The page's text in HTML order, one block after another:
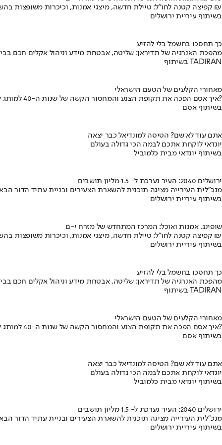
קפיצה קטנה לחו"ל: טיילת חדשה, מיצגי אמנות, וכיכרות משופצות בהשקעה של 100 מיליון ₪
בשיתוף עיריית ירושלים
כך תחסכו בחשמל בלי להזיע
מהפכת האנרגיה של תדיראן: שליטה, אבטחת מידע וניהול אקלים חכם
בשיתוף TADIRAN
מאחורי הקלעים של הטעם הישראלי
איך אסם הפכה את תקופת הצנע והמחסור הקשה של שנות ה-40 למותג לאומי?
בשיתוף אסם
אתם עוד לא שם? הטיסה למונדיאל כבר יצאה
יונדאי לוקחת אתכם לבמה הכי גדולה בעולם
בשיתוף יונדאי מבית כלמוביל
ירושלים 2040: העיר נערכת ל- 1.5 מליון תושבים
מנכ"לית העירייה מציגה תוכנית להשארת הצעירים ובניית עתיד הדור
בשיתוף עיריית ירושלים
שופינג, אמנות ואוכל: המרכז המתחדש של מזרח י-ם
קפיצה קטנה לחו"ל: טיילת חדשה, מיצגי אמנות, וכיכרות משופצות בהשקעה של 100 מיליון ₪
בשיתוף עיריית ירושלים
כך תחסכו בחשמל בלי להזיע
מהפכת האנרגיה של תדיראן: שליטה, אבטחת מידע וניהול אקלים חכם
בשיתוף TADIRAN
מאחורי הקלעים של הטעם הישראלי
איך אסם הפכה את תקופת הצנע והמחסור הקשה של שנות ה-40 למותג לאומי?
בשיתוף אסם
אתם עוד לא שם? הטיסה למונדיאל כבר יצאה
יונדאי לוקחת אתכם לבמה הכי גדולה בעולם
בשיתוף יונדאי מבית כלמוביל
ירושלים 2040: העיר נערכת ל- 1.5 מליון תושבים
מנכ"לית העירייה מציגה תוכנית להשארת הצעירים ובניית עתיד הדור
בשיתוף עיריית ירושלים